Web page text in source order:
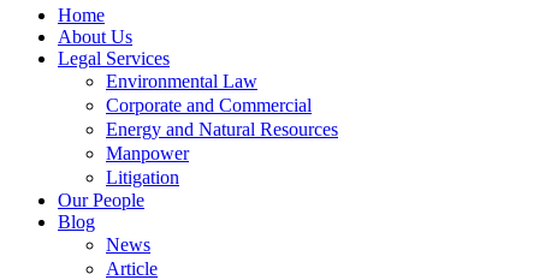
Home
About Us
Legal Services
Environmental Law
Corporate and Commercial
Energy and Natural Resources
Manpower
Litigation
Our People
Blog
News
Article